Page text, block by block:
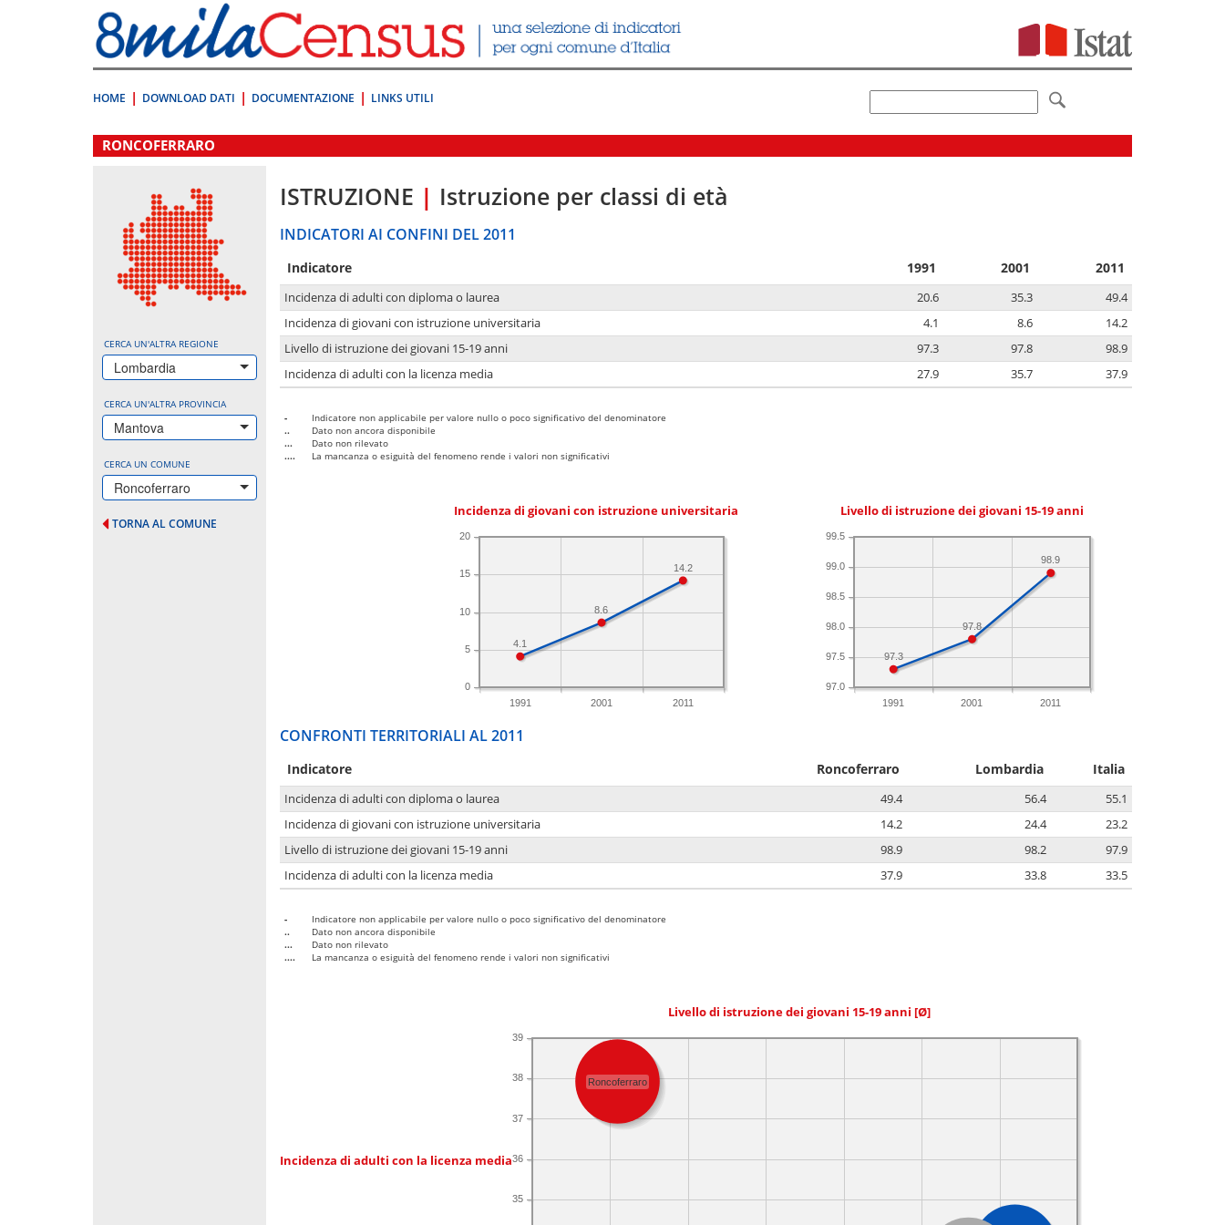
direttamente
a:
Contenuto
HOME DOWNLOAD DATI DOCUMENTAZIONE LINKS UTILI
.
RONCOFERRARO
CERCA UN'ALTRA REGIONE
Lombardia
CERCA UN'ALTRA PROVINCIA
Mantova
CERCA UN COMUNE
Roncoferraro
TORNA AL COMUNE
ISTRUZIONE | Istruzione per classi di età
INDICATORI AI CONFINI DEL 2011
Indicatore 1991 2001 2011
Incidenza di adulti con diploma o laurea 20.6 35.3
49.4
Incidenza di giovani con istruzione universitaria
4.1 8.6
14.2
Livello di istruzione dei giovani 15-19 anni
97.3 97.8
98.9
Incidenza di adulti con la licenza media
27.9 35.7 37.9
-
Indicatore non applicabile per valore nullo o poco significativo del denominatore
..
Dato non ancora disponibile
...
Dato non rilevato
....
La mancanza o esiguità del fenomeno rende i valori non significativi
Incidenza di giovani con istruzione universitaria
1991 2001 2011
0
5
10
15
20
14.2
8.6
4.1
Livello di istruzione dei giovani 15-19 anni
1991 2001 2011
97.0
97.5
98.0
98.5
99.0
99.5
98.9
97.8
97.3
CONFRONTI TERRITORIALI AL 2011
Indicatore Roncoferraro Lombardia Italia
Incidenza di adulti con diploma o laurea 49.4 56.4
55.1
Incidenza di giovani con istruzione universitaria
14.2 24.4
23.2
Livello di istruzione dei giovani 15-19 anni
98.9 98.2
97.9
Incidenza di adulti con la licenza media
37.9 33.8 33.5
-
Indicatore non applicabile per valore nullo o poco significativo del denominatore
..
Dato non ancora disponibile
...
Dato non rilevato
....
La mancanza o esiguità del fenomeno rende i valori non significativi
Livello di istruzione dei giovani 15-19 anni [Ø]
Incidenza di adulti con la licenza media
35
36
37
38
39
Roncoferraro